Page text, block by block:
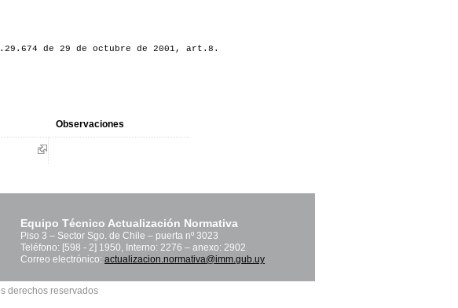
de 29 de octubre de 2001, art.8.
Observaciones
Equipo Técnico Actualización Normativa
Piso 3 – Sector Sgo. de Chile – puerta nº 3023
Teléfono: [598 - 2] 1950, Interno: 2276 – anexo: 2902
Correo electrónico: actualizacion.normativa@imm.gub.uy
derechos reservados